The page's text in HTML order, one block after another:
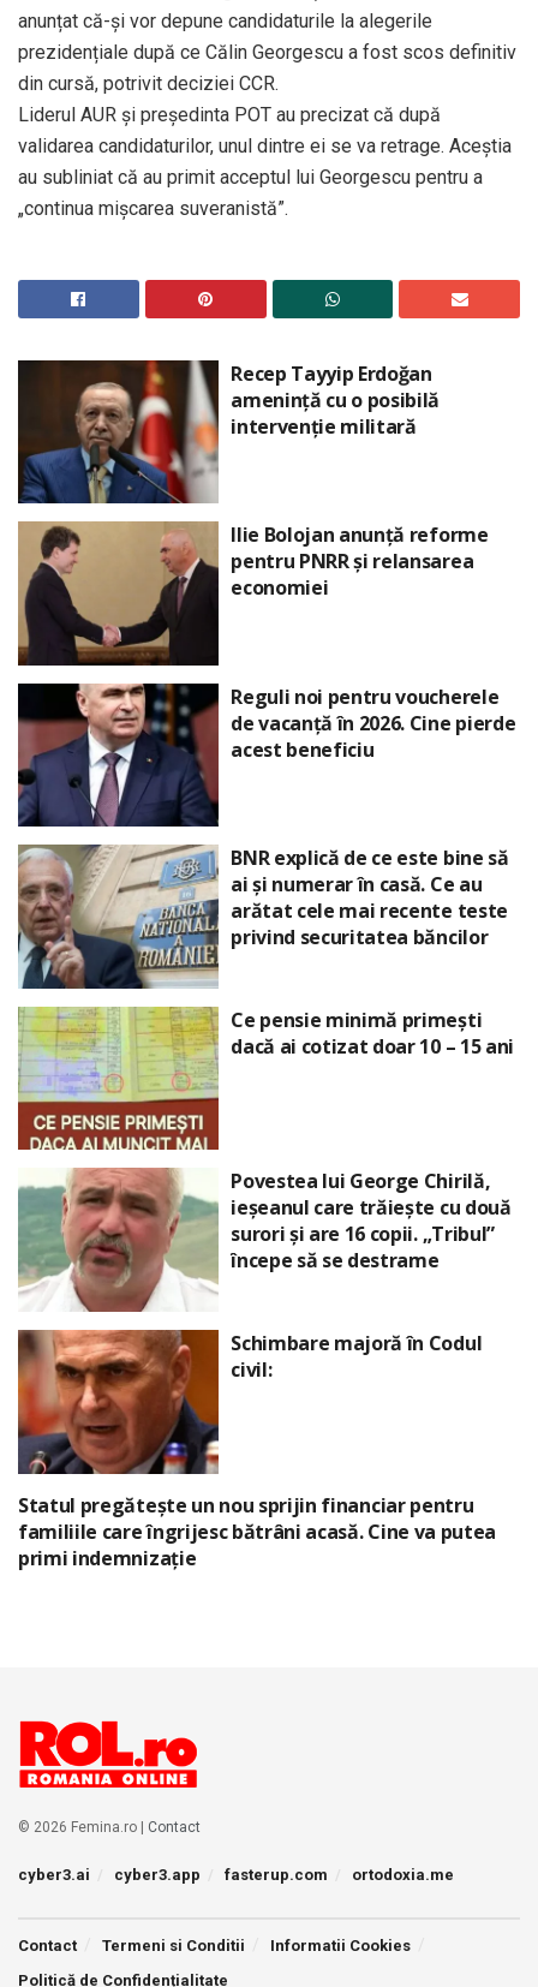
anunțat că-și vor depune candidaturile la alegerile
prezidențiale după ce Călin Georgescu a fost scos definitiv
din cursă, potrivit deciziei CCR.
Liderul AUR și președinta POT au precizat că după
validarea candidaturilor, unul dintre ei se va retrage. Aceștia
au subliniat că au primit acceptul lui Georgescu pentru a
„continua mișcarea suveranistă”.
Recep Tayyip Erdoğan
amenință cu o posibilă
intervenție militară
Ilie Bolojan anunță reforme
pentru PNRR și relansarea
economiei
Reguli noi pentru voucherele
de vacanță în 2026. Cine pierde
acest beneficiu
BNR explică de ce este bine să
ai și numerar în casă. Ce au
arătat cele mai recente teste
privind securitatea băncilor
Ce pensie minimă primești
dacă ai cotizat doar 10 – 15 ani
Povestea lui George Chirilă,
ieșeanul care trăiește cu două
surori și are 16 copii. „Tribul”
începe să se destrame
Schimbare majoră în Codul
civil:
Statul pregătește un nou sprijin financiar pentru
familiile care îngrijesc bătrâni acasă. Cine va putea
primi indemnizație
© 2026 Femina.ro | Contact
cyber3.ai cyber3.app fasterup.com ortodoxia.me
Contact Termeni si Conditii
Informatii Cookies
Politică de Confidențialitate